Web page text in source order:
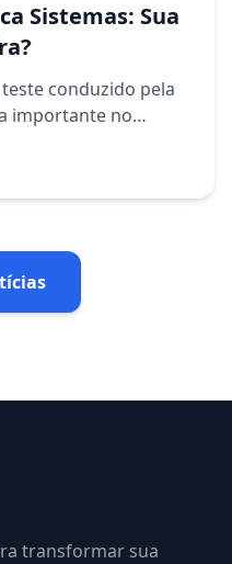
Sistemas: Sua
conduzido pela
importante no
etapas de um
pra...
transformar sua